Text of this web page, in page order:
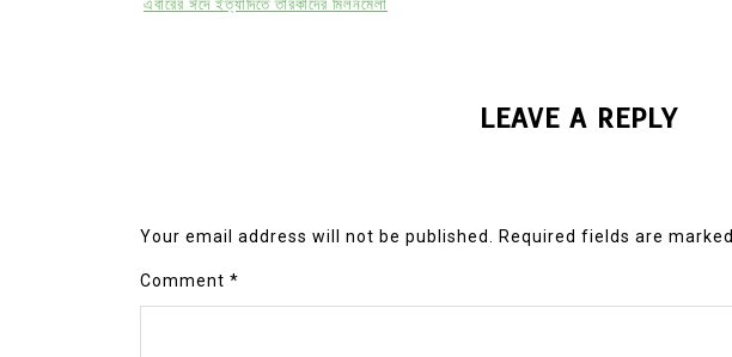
এবারের ঈদে ইত্যাদিতে তারকাদের মিলনমেলা
LEAVE A REPLY
Your email address will not be published. Required fields are marked
Comment *